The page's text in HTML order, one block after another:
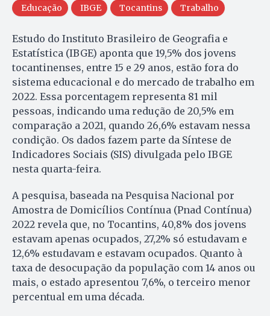
Educação IBGE Tocantins Trabalho
Estudo do Instituto Brasileiro de Geografia e
Estatística (IBGE) aponta que 19,5% dos jovens
tocantinenses, entre 15 e 29 anos, estão fora do
sistema educacional e do mercado de trabalho em
2022. Essa porcentagem representa 81 mil
pessoas, indicando uma redução de 20,5% em
comparação a 2021, quando 26,6% estavam nessa
condição. Os dados fazem parte da Síntese de
Indicadores Sociais (SIS) divulgada pelo IBGE
nesta quarta-feira.
A pesquisa, baseada na Pesquisa Nacional por
Amostra de Domicílios Contínua (Pnad Contínua)
2022 revela que, no Tocantins, 40,8% dos jovens
estavam apenas ocupados, 27,2% só estudavam e
12,6% estudavam e estavam ocupados. Quanto à
taxa de desocupação da população com 14 anos ou
mais, o estado apresentou 7,6%, o terceiro menor
percentual em uma década.